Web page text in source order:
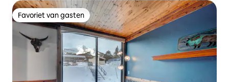
Favoriet van gasten
Favoriet van gasten